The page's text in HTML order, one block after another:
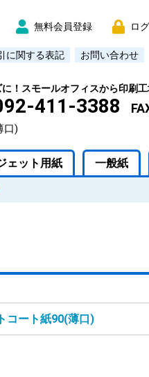
無料会員登録 ロ
に関する表記 お問い合わせ
！スモールオフィスから印刷
411-3388
口)
ェット用紙 一般紙
コート紙90(薄口)